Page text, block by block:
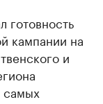
готовность
кампании на
и
самых